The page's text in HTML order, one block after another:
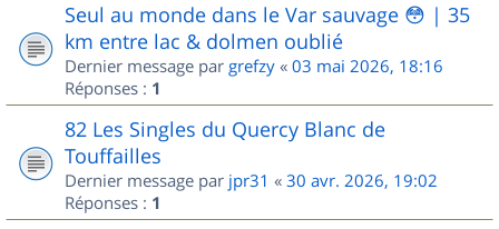
Seul au monde dans le Var sauvage 😳 | 35
km entre lac & dolmen oublié
Dernier message par grefzy « 03 mai 2026, 18:16
Réponses : 1
82 Les Singles du Quercy Blanc de
Touffailles
Dernier message par jpr31 « 30 avr. 2026, 19:02
Réponses : 1